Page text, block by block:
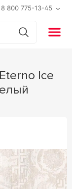
8 800 775-13-45